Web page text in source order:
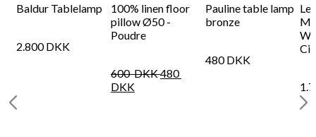
Baldur Tablelamp
2.800DKK
100% linen floor
pillow Ø50 -
Poudre
600DKK480
DKK
Pauline table lamp
bronze
480DKK
Le